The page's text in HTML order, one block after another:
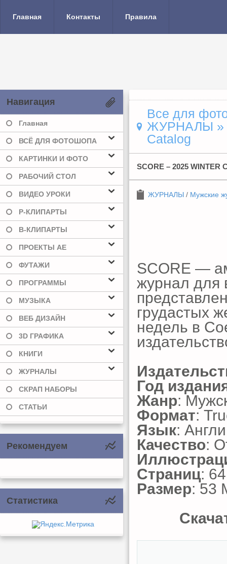
Главная Контакты Правила
Навигация
Главная
ВСЁ ДЛЯ ФОТОШОПА
КАРТИНКИ И ФОТО
РАБОЧИЙ СТОЛ
ВИДЕО УРОКИ
Р-КЛИПАРТЫ
В-КЛИПАРТЫ
ПРОЕКТЫ AE
ФУТАЖИ
ПРОГРАММЫ
МУЗЫКА
ВЕБ ДИЗАЙН
3D ГРАФИКА
КНИГИ
ЖУРНАЛЫ
СКРАП НАБОРЫ
СТАТЬИ
Рекомендуем
Статистика
Все для
ЖУРНАЛЫ »
Catalog
SCORE – 2025 WINTER
ЖУРНАЛЫ / Мужские
SCORE —
журнал для
грудастых
недель в
Год
Жанр:
Формат:
Язык:
Качество:
Страниц: 64
Размер: 53